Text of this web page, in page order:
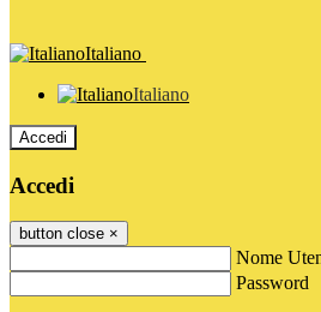
Italiano
Italiano
Accedi
Accedi
button close ×
Nome
Password